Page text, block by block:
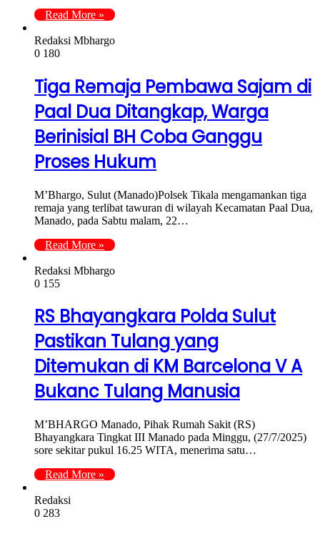
Read More »
Redaksi Mbhargo
0 180
Tiga Remaja Pembawa Sajam di
Paal Dua Ditangkap, Warga
Berinisial BH Coba Ganggu
Proses Hukum
M’Bhargo, Sulut (Manado)Polsek Tikala mengamankan tiga
remaja yang terlibat tawuran di wilayah Kecamatan Paal Dua,
Manado, pada Sabtu malam, 22…
Read More »
Redaksi Mbhargo
0 155
RS Bhayangkara Polda Sulut
Pastikan Tulang yang
Ditemukan di KM Barcelona V A
Bukanc Tulang Manusia
M’BHARGO Manado, Pihak Rumah Sakit (RS)
Bhayangkara Tingkat III Manado pada Minggu, (27/7/2025)
sore sekitar pukul 16.25 WITA, menerima satu…
Read More »
Redaksi
0 283